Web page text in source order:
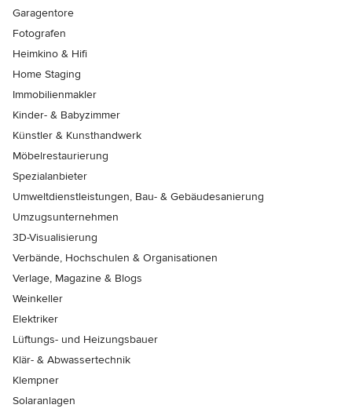
Garagentore
Fotografen
Heimkino & Hifi
Home Staging
Immobilienmakler
Kinder- & Babyzimmer
Künstler & Kunsthandwerk
Möbelrestaurierung
Spezialanbieter
Umweltdienstleistungen, Bau- & Gebäudesanierung
Umzugsunternehmen
3D-Visualisierung
Verbände, Hochschulen & Organisationen
Verlage, Magazine & Blogs
Weinkeller
Elektriker
Lüftungs- und Heizungsbauer
Klär- & Abwassertechnik
Klempner
Solaranlagen